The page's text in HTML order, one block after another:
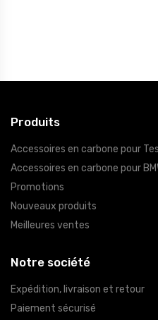
Produits
Accessoires en carbone pour
Accessoires en carbone pour
Promotions
Nouveaux produits
Meilleures ventes
Notre société
Expédition, livraison et retour
Paiement sécurisé